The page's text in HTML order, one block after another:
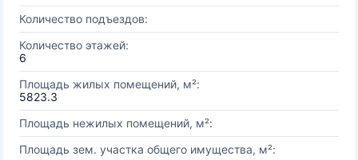
Количество подъездов:
Количество этажей:
6
Площадь жилых помещений, м²:
5823.3
Площадь нежилых помещений, м²:
Площадь зем. участка общего имущества, м²: